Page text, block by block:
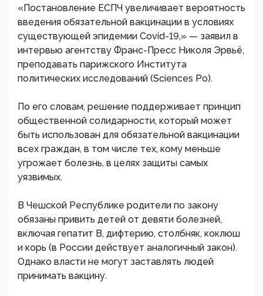
«Постановление ЕСПЧ увеличивает вероятность
введения обязательной вакцинации в условиях
существующей эпидемии Covid-19,» — заявил в
интервью агентству Франс-Пресс Николя Эрвьё,
преподавать парижского Института
политических исследований (Sciences Po).
По его словам, решение поддерживает принцип
общественной солидарности, который может
быть использован для обязательной вакцинации
всех граждан, в том числе тех, кому меньше
угрожает болезнь, в целях защиты самых
уязвимых.
В Чешской Республике родители по закону
обязаны привить детей от девяти болезней,
включая гепатит В, дифтерию, столбняк, коклюш
и корь (в России действует аналогичный закон).
Однако власти не могут заставлять людей
принимать вакцину.